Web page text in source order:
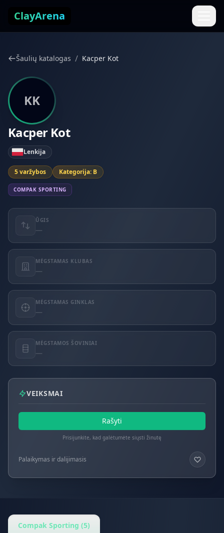
ClayArena
Šaulių katalogas / Kacper Kot
KK
Kacper Kot
Lenkija
5 varžybos Kategorija: B
COMPAK SPORTING
ŪGIS
—
MĖGSTAMAS KLUBAS
—
MĖGSTAMAS GINKLAS
—
MĖGSTAMOS ŠOVINIAI
—
VEIKSMAI
Rašyti
Prisijunkite, kad galėtumėte siųsti žinutę
Palaikymas ir dalijimasis
Compak Sporting (5)